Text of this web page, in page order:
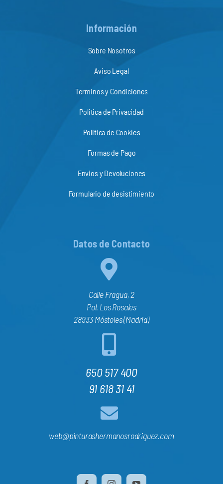
Información
Sobre Nosotros
Aviso Legal
Terminos y Condiciones
Politica de Privacidad
Politica de Cookies
Formas de Pago
Envios y Devoluciones
Formulario de desistimiento
Datos de Contacto
Calle Fragua, 2
Pol. Los Rosales
28933 Móstoles (Madrid)
650 517 400
91 618 31 41
web@pinturashermanosrodriguez.com